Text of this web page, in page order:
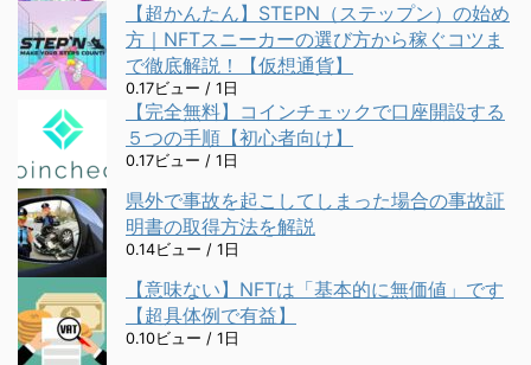
【超かんたん】STEPN（ステップン）の始め
方｜NFTスニーカーの選び方から稼ぐコツま
で徹底解説！【仮想通貨】
0.17ビュー / 1日
【完全無料】コインチェックで口座開設する
５つの手順【初心者向け】
0.17ビュー / 1日
県外で事故を起こしてしまった場合の事故証
明書の取得方法を解説
0.14ビュー / 1日
【意味ない】NFTは「基本的に無価値」です
【超具体例で有益】
0.10ビュー / 1日